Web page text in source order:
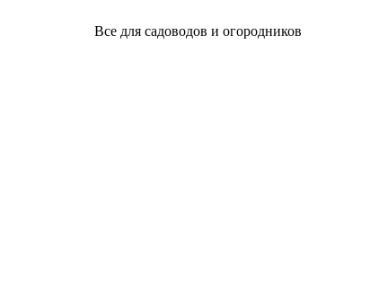
Все для садоводов и огородников